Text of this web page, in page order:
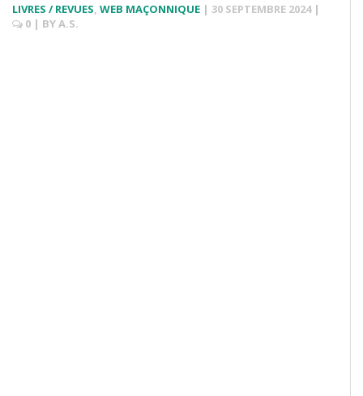
LIVRES / REVUES, WEB MAÇONNIQUE | 30 SEPTEMBRE 2024 |
0 | BYA.S.